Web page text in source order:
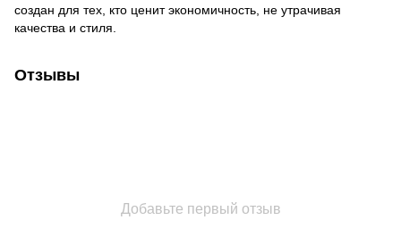
создан для тех, кто ценит экономичность, не утрачивая
качества и стиля.
Отзывы
Добавьте первый отзыв